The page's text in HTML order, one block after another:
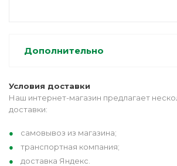
Дополнительно
Условия доставки
Наш интернет-магазин предлагает
доставки:
самовывоз из магазина;
транспортная компания;
доставка Яндекс.